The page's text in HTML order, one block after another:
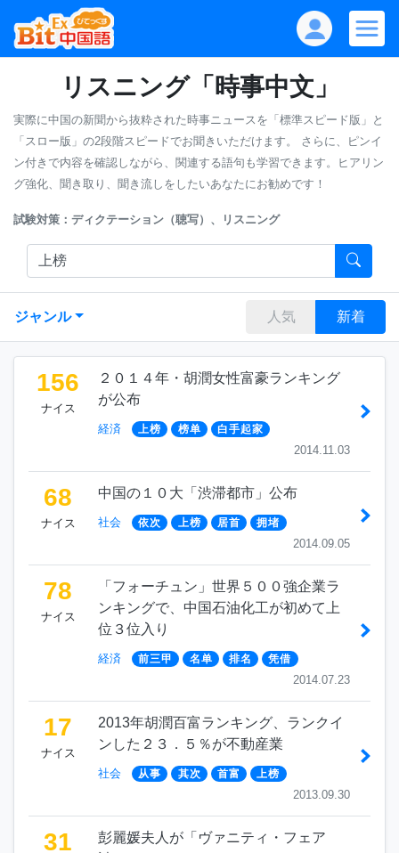
リスニング「時事中文」
実際に中国の新聞から抜粋された時事ニュースを「標準スピード版」と
「スロー版」の2段階スピードでお聞きいただけます。
さらに、ピンイ
ン付きで内容を確認しながら、関連する語句も学習できます。ヒアリン
グ強化、聞き取り、聞き流しをしたいあなたにお勧めです！
試験対策：ディクテーション（聴写）、リスニング
ジャンル 人気 新着
156
ナイス
２０１４年・胡潤女性富豪ランキング
が公布
経済 上榜 榜单 白手起家
2014.11.03
68
ナイス
中国の１０大「渋滞都市」公布
社会 依次 上榜 居首 拥堵
2014.09.05
78
ナイス
「フォーチュン」世界５００強企業ラ
ンキングで、中国石油化工が初めて上
位３位入り
経済 前三甲 名单 排名 凭借
2014.07.23
17
ナイス
2013年胡潤百富ランキング、ランクイ
ンした２３．５％が不動産業
社会 从事 其次 首富 上榜
2013.09.30
31
彭麗媛夫人が「ヴァニティ・フェア